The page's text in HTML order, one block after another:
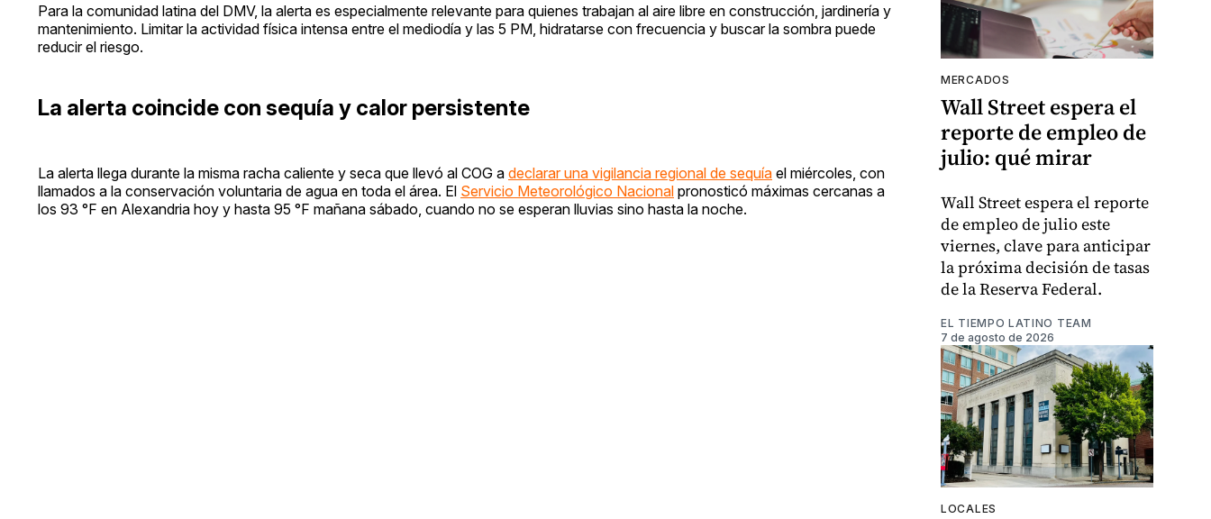
Para la comunidad latina del DMV, la alerta es especialmente relevante para quienes trabajan al aire libre en construcción, jardinería y
mantenimiento. Limitar la actividad física intensa entre el mediodía y las 5 PM, hidratarse con frecuencia y buscar la sombra puede
reducir el riesgo.
La alerta coincide con sequía y calor persistente
La alerta llega durante la misma racha caliente y seca que llevó al COG a declarar una vigilancia regional de sequía el miércoles, con
llamados a la conservación voluntaria de agua en toda el área. El Servicio Meteorológico Nacional pronosticó máximas cercanas a
los 93 °F en Alexandria hoy y hasta 95 °F mañana sábado, cuando no se esperan lluvias sino hasta la noche.
MERCADOS
Wall Street espera el
reporte de empleo de
julio: qué mirar
Wall Street espera el reporte
de empleo de julio este
viernes, clave para anticipar
la próxima decisión de tasas
de la Reserva Federal.
EL TIEMPO LATINO TEAM
7 de agosto de 2026
LOCALES